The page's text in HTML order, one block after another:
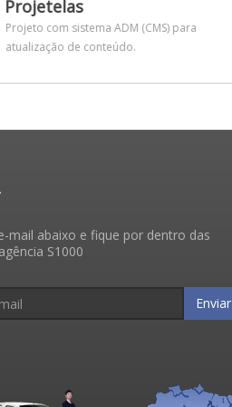
Projetelas
Projeto com sistema ADM (CMS) para
atualização de conteúdo.
mail abaixo e fique por dentro das
S1000
Enviar